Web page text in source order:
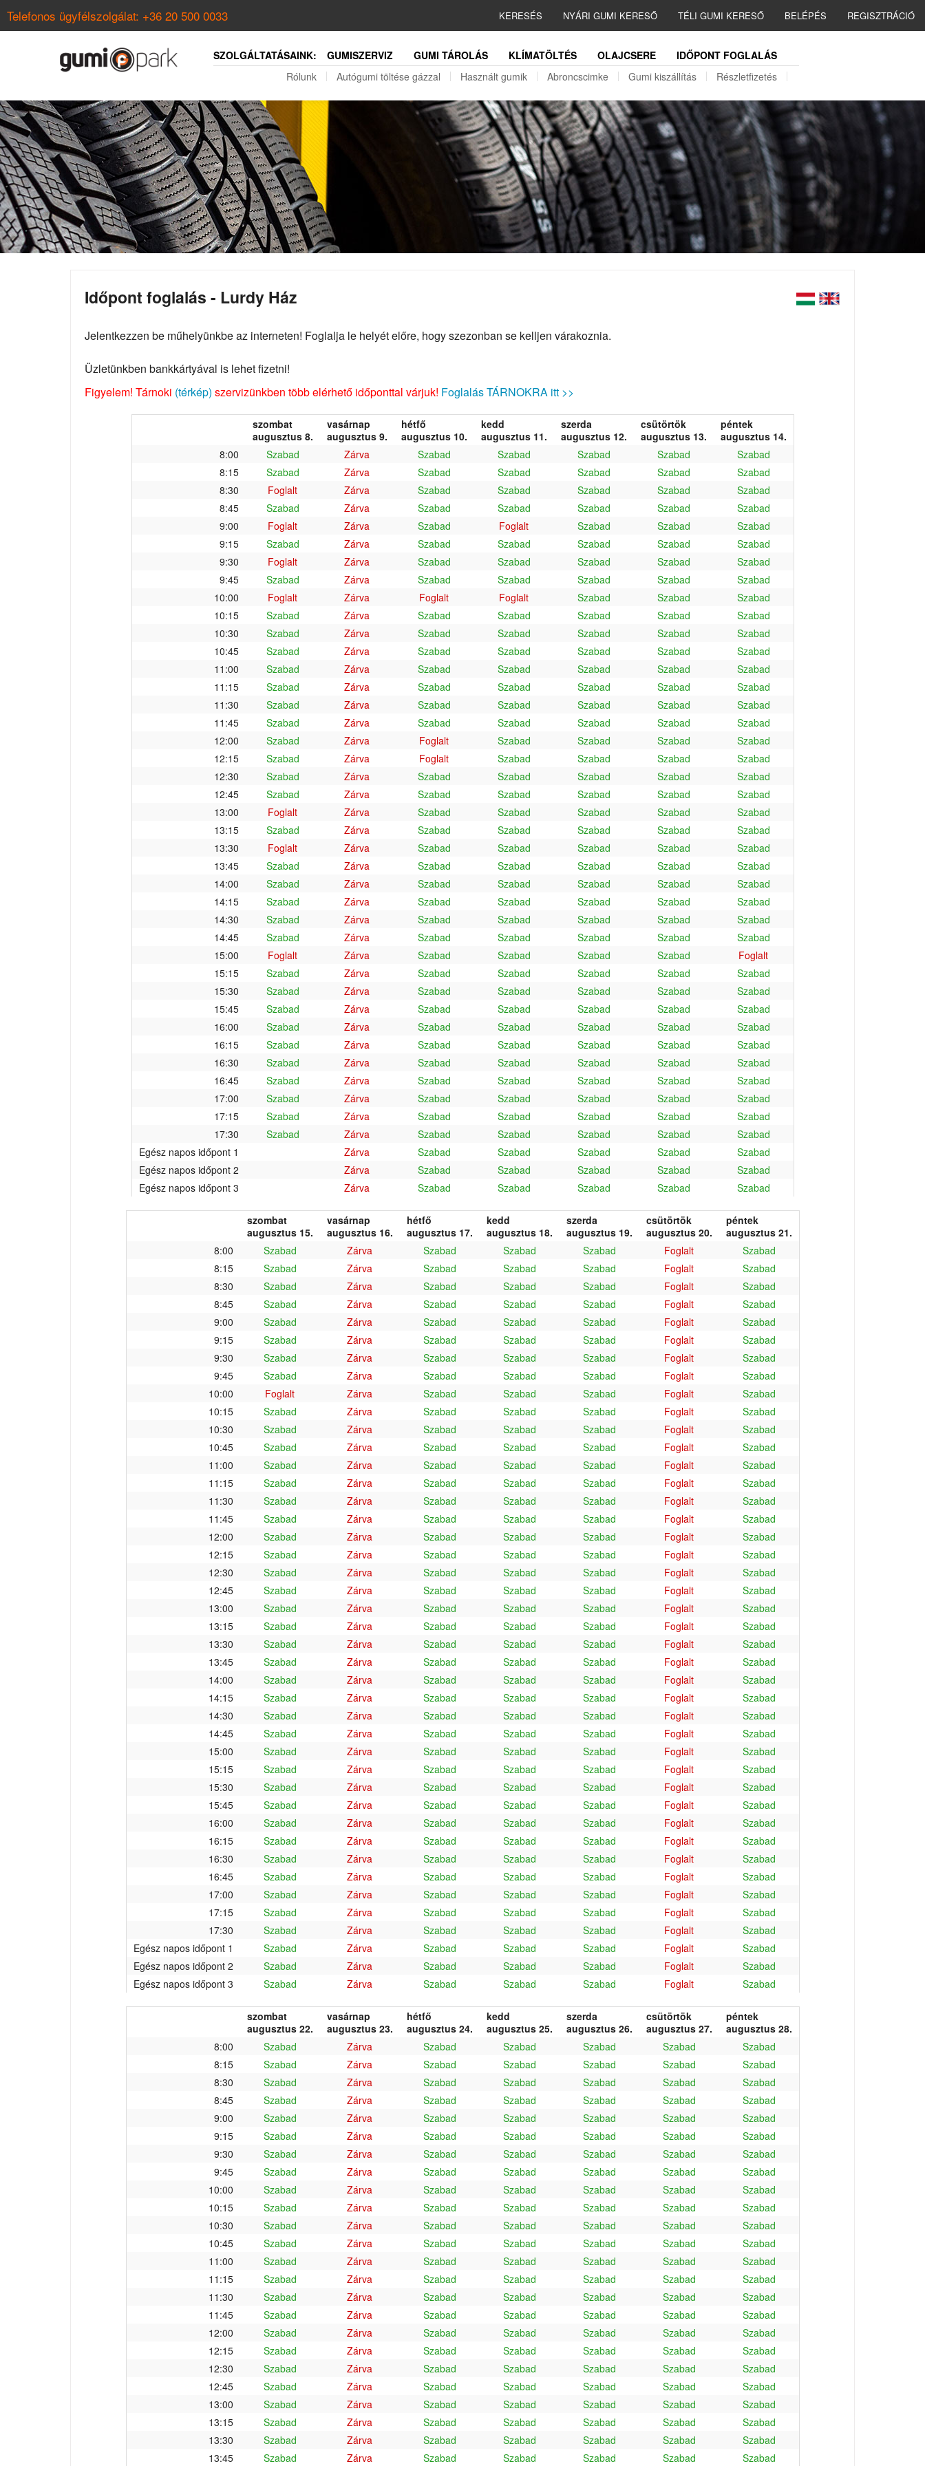
Telefonos ügyfélszolgálat: +36 20 500 0033 KERESÉS NYÁRI GUMI KERESŐ TÉLI GUMI KERESŐ BELÉPÉS REGISZTRÁCIÓ
SZOLGÁLTATÁSAINK: GUMISZERVIZ GUMI TÁROLÁS KLÍMATÖLTÉS OLAJCSERE
IDŐPONT FOGLALÁS
Rólunk
Autógumi töltése gázzal Használt gumik Abroncscimke Gumi kiszállítás Részletfizetés
Időpont foglalás - Lurdy Ház
Jelentkezzen be műhelyünkbe az interneten! Foglalja le helyét előre, hogy szezonban se kelljen várakoznia.
Üzletünkben bankkártyával is lehet fizetni!
Figyelem! Tárnoki (térkép) szervizünkben több elérhető időponttal várjuk! Foglalás TÁRNOKRA itt >>
szombat
augusztus 8.
vasárnap
augusztus 9.
hétfő
augusztus 10.
kedd
augusztus 11.
szerda
augusztus 12.
csütörtök
augusztus 13.
péntek
augusztus 14.
8:00
Szabad Zárva Szabad Szabad Szabad Szabad
Szabad
8:15
Szabad Zárva Szabad Szabad Szabad Szabad
Szabad
8:30
Foglalt Zárva Szabad Szabad Szabad Szabad
Szabad
8:45
Szabad Zárva Szabad Szabad Szabad Szabad
Szabad
9:00
Foglalt Zárva Szabad Foglalt Szabad Szabad
Szabad
9:15
Szabad Zárva Szabad Szabad Szabad Szabad
Szabad
9:30
Foglalt Zárva Szabad Szabad Szabad Szabad
Szabad
9:45
Szabad Zárva Szabad Szabad Szabad Szabad
Szabad
10:00
Foglalt Zárva Foglalt Foglalt Szabad Szabad
Szabad
10:15
Szabad Zárva Szabad Szabad Szabad Szabad
Szabad
10:30
Szabad Zárva Szabad Szabad Szabad Szabad
Szabad
10:45
Szabad Zárva Szabad Szabad Szabad Szabad
Szabad
11:00
Szabad Zárva Szabad Szabad Szabad Szabad
Szabad
11:15
Szabad Zárva Szabad Szabad Szabad Szabad
Szabad
11:30
Szabad Zárva Szabad Szabad Szabad Szabad
Szabad
11:45
Szabad Zárva Szabad Szabad Szabad Szabad
Szabad
12:00
Szabad Zárva Foglalt Szabad Szabad Szabad
Szabad
12:15
Szabad Zárva Foglalt Szabad Szabad Szabad
Szabad
12:30
Szabad Zárva Szabad Szabad Szabad Szabad
Szabad
12:45
Szabad Zárva Szabad Szabad Szabad Szabad
Szabad
13:00
Foglalt Zárva Szabad Szabad Szabad Szabad
Szabad
13:15
Szabad Zárva Szabad Szabad Szabad Szabad
Szabad
13:30
Foglalt Zárva Szabad Szabad Szabad Szabad
Szabad
13:45
Szabad Zárva Szabad Szabad Szabad Szabad
Szabad
14:00
Szabad Zárva Szabad Szabad Szabad Szabad
Szabad
14:15
Szabad Zárva Szabad Szabad Szabad Szabad
Szabad
14:30
Szabad Zárva Szabad Szabad Szabad Szabad
Szabad
14:45
Szabad Zárva Szabad Szabad Szabad Szabad
Szabad
15:00
Foglalt Zárva Szabad Szabad Szabad Szabad
Foglalt
15:15
Szabad Zárva Szabad Szabad Szabad Szabad
Szabad
15:30
Szabad Zárva Szabad Szabad Szabad Szabad
Szabad
15:45
Szabad Zárva Szabad Szabad Szabad Szabad
Szabad
16:00
Szabad Zárva Szabad Szabad Szabad Szabad
Szabad
16:15
Szabad Zárva Szabad Szabad Szabad Szabad
Szabad
16:30
Szabad Zárva Szabad Szabad Szabad Szabad
Szabad
16:45
Szabad Zárva Szabad Szabad Szabad Szabad
Szabad
17:00
Szabad Zárva Szabad Szabad Szabad Szabad
Szabad
17:15
Szabad Zárva Szabad Szabad Szabad Szabad
Szabad
17:30
Szabad Zárva Szabad Szabad Szabad Szabad
Szabad
Egész napos időpont 1
Zárva Szabad Szabad Szabad Szabad
Szabad
Egész napos időpont 2
Zárva Szabad Szabad Szabad Szabad
Szabad
Egész napos időpont 3
Zárva Szabad Szabad Szabad Szabad Szabad
szombat
augusztus 15.
vasárnap
augusztus 16.
hétfő
augusztus 17.
kedd
augusztus 18.
szerda
augusztus 19.
csütörtök
augusztus 20.
péntek
augusztus 21.
8:00
Szabad Zárva Szabad Szabad Szabad Foglalt
Szabad
8:15
Szabad Zárva Szabad Szabad Szabad Foglalt
Szabad
8:30
Szabad Zárva Szabad Szabad Szabad Foglalt
Szabad
8:45
Szabad Zárva Szabad Szabad Szabad Foglalt
Szabad
9:00
Szabad Zárva Szabad Szabad Szabad Foglalt
Szabad
9:15
Szabad Zárva Szabad Szabad Szabad Foglalt
Szabad
9:30
Szabad Zárva Szabad Szabad Szabad Foglalt
Szabad
9:45
Szabad Zárva Szabad Szabad Szabad Foglalt
Szabad
10:00
Foglalt Zárva Szabad Szabad Szabad Foglalt
Szabad
10:15
Szabad Zárva Szabad Szabad Szabad Foglalt
Szabad
10:30
Szabad Zárva Szabad Szabad Szabad Foglalt
Szabad
10:45
Szabad Zárva Szabad Szabad Szabad Foglalt
Szabad
11:00
Szabad Zárva Szabad Szabad Szabad Foglalt
Szabad
11:15
Szabad Zárva Szabad Szabad Szabad Foglalt
Szabad
11:30
Szabad Zárva Szabad Szabad Szabad Foglalt
Szabad
11:45
Szabad Zárva Szabad Szabad Szabad Foglalt
Szabad
12:00
Szabad Zárva Szabad Szabad Szabad Foglalt
Szabad
12:15
Szabad Zárva Szabad Szabad Szabad Foglalt
Szabad
12:30
Szabad Zárva Szabad Szabad Szabad Foglalt
Szabad
12:45
Szabad Zárva Szabad Szabad Szabad Foglalt
Szabad
13:00
Szabad Zárva Szabad Szabad Szabad Foglalt
Szabad
13:15
Szabad Zárva Szabad Szabad Szabad Foglalt
Szabad
13:30
Szabad Zárva Szabad Szabad Szabad Foglalt
Szabad
13:45
Szabad Zárva Szabad Szabad Szabad Foglalt
Szabad
14:00
Szabad Zárva Szabad Szabad Szabad Foglalt
Szabad
14:15
Szabad Zárva Szabad Szabad Szabad Foglalt
Szabad
14:30
Szabad Zárva Szabad Szabad Szabad Foglalt
Szabad
14:45
Szabad Zárva Szabad Szabad Szabad Foglalt
Szabad
15:00
Szabad Zárva Szabad Szabad Szabad Foglalt
Szabad
15:15
Szabad Zárva Szabad Szabad Szabad Foglalt
Szabad
15:30
Szabad Zárva Szabad Szabad Szabad Foglalt
Szabad
15:45
Szabad Zárva Szabad Szabad Szabad Foglalt
Szabad
16:00
Szabad Zárva Szabad Szabad Szabad Foglalt
Szabad
16:15
Szabad Zárva Szabad Szabad Szabad Foglalt
Szabad
16:30
Szabad Zárva Szabad Szabad Szabad Foglalt
Szabad
16:45
Szabad Zárva Szabad Szabad Szabad Foglalt
Szabad
17:00
Szabad Zárva Szabad Szabad Szabad Foglalt
Szabad
17:15
Szabad Zárva Szabad Szabad Szabad Foglalt
Szabad
17:30
Szabad Zárva Szabad Szabad Szabad Foglalt
Szabad
Egész napos időpont 1
Szabad Zárva Szabad Szabad Szabad Foglalt
Szabad
Egész napos időpont 2
Szabad Zárva Szabad Szabad Szabad Foglalt
Szabad
Egész napos időpont 3
Szabad Zárva Szabad Szabad Szabad Foglalt Szabad
szombat
augusztus 22.
vasárnap
augusztus 23.
hétfő
augusztus 24.
kedd
augusztus 25.
szerda
augusztus 26.
csütörtök
augusztus 27.
péntek
augusztus 28.
8:00
Szabad Zárva Szabad Szabad Szabad Szabad
Szabad
8:15
Szabad Zárva Szabad Szabad Szabad Szabad
Szabad
8:30
Szabad Zárva Szabad Szabad Szabad Szabad
Szabad
8:45
Szabad Zárva Szabad Szabad Szabad Szabad
Szabad
9:00
Szabad Zárva Szabad Szabad Szabad Szabad
Szabad
9:15
Szabad Zárva Szabad Szabad Szabad Szabad
Szabad
9:30
Szabad Zárva Szabad Szabad Szabad Szabad
Szabad
9:45
Szabad Zárva Szabad Szabad Szabad Szabad
Szabad
10:00
Szabad Zárva Szabad Szabad Szabad Szabad
Szabad
10:15
Szabad Zárva Szabad Szabad Szabad Szabad
Szabad
10:30
Szabad Zárva Szabad Szabad Szabad Szabad
Szabad
10:45
Szabad Zárva Szabad Szabad Szabad Szabad
Szabad
11:00
Szabad Zárva Szabad Szabad Szabad Szabad
Szabad
11:15
Szabad Zárva Szabad Szabad Szabad Szabad
Szabad
11:30
Szabad Zárva Szabad Szabad Szabad Szabad
Szabad
11:45
Szabad Zárva Szabad Szabad Szabad Szabad
Szabad
12:00
Szabad Zárva Szabad Szabad Szabad Szabad
Szabad
12:15
Szabad Zárva Szabad Szabad Szabad Szabad
Szabad
12:30
Szabad Zárva Szabad Szabad Szabad Szabad
Szabad
12:45
Szabad Zárva Szabad Szabad Szabad Szabad
Szabad
13:00
Szabad Zárva Szabad Szabad Szabad Szabad
Szabad
13:15
Szabad Zárva Szabad Szabad Szabad Szabad
Szabad
13:30
Szabad Zárva Szabad Szabad Szabad Szabad
Szabad
13:45
Szabad Zárva Szabad Szabad Szabad Szabad Szabad